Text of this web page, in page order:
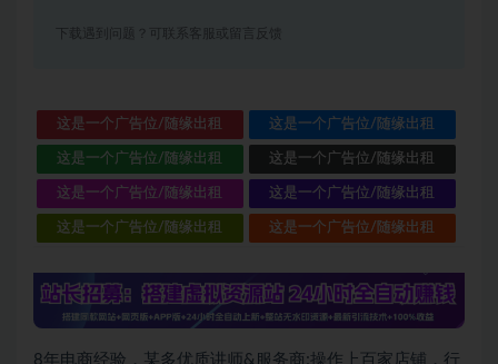
下载遇到问题？可联系客服或留言反馈
这是一个广告位/随缘出租 这是一个广告位/随缘出租
这是一个广告位/随缘出租 这是一个广告位/随缘出租
这是一个广告位/随缘出租 这是一个广告位/随缘出租
这是一个广告位/随缘出租 这是一个广告位/随缘出租
8年电商经验，某多优质讲师&服务商;操作上百家店铺，行